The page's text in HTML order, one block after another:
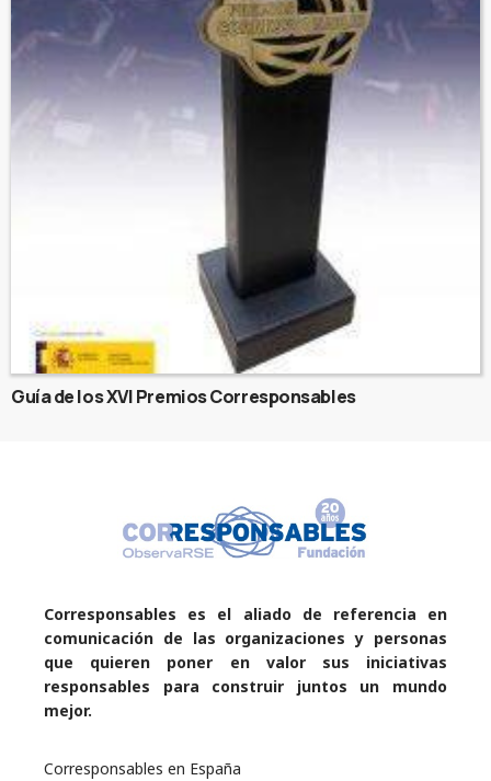
Guía de los XVI Premios Corresponsables
Corresponsables es el aliado de referencia en
comunicación de las organizaciones y personas
que quieren poner en valor sus iniciativas
responsables para construir juntos un mundo
mejor.
Corresponsables en España